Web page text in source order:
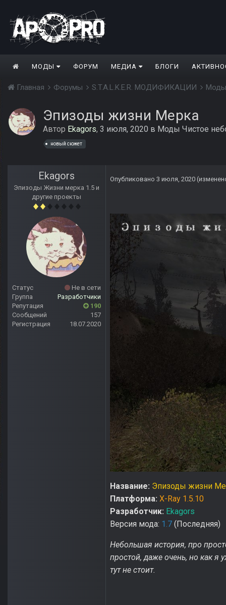
МОДЫ ФОРУМ МЕДИА БЛОГИ
Главная Форумы S.T.A.L.K.E.R. МОДИФИКАЦИИ
Эпизоды жизни Мерка
Автор Ekagors, 3 июля, 2020 в Моды Чистое
новый сюжет
Ekagors
Эпизоды Жизни мерка 1.5 и
другие проекты
Статус
Не в сети
Группа
Разработчики
Репутация
190
Сообщений
157
Регистрация
18.07.2020
Опубликовано 3 июля, 2020
Название: Эпизоды жизни
Платформа: X-Ray 1.5.10
Разработчик: Ekagors
Версия мода: 1.7 (Последняя)
Небольшая история, про
простой, даже очень, но как
тут не стоит.